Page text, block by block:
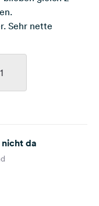
Sehr nette
leider nicht da